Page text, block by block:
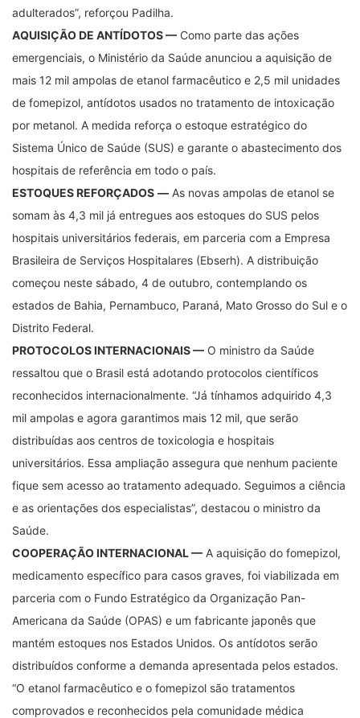
adulterados”, reforçou Padilha.
AQUISIÇÃO DE ANTÍDOTOS — Como parte das ações
emergenciais, o Ministério da Saúde anunciou a aquisição de
mais 12 mil ampolas de etanol farmacêutico e 2,5 mil unidades
de fomepizol, antídotos usados no tratamento de intoxicação
por metanol. A medida reforça o estoque estratégico do
Sistema Único de Saúde (SUS) e garante o abastecimento dos
hospitais de referência em todo o país.
ESTOQUES REFORÇADOS — As novas ampolas de etanol se
somam às 4,3 mil já entregues aos estoques do SUS pelos
hospitais universitários federais, em parceria com a Empresa
Brasileira de Serviços Hospitalares (Ebserh). A distribuição
começou neste sábado, 4 de outubro, contemplando os
estados de Bahia, Pernambuco, Paraná, Mato Grosso do Sul e o
Distrito Federal.
PROTOCOLOS INTERNACIONAIS — O ministro da Saúde
ressaltou que o Brasil está adotando protocolos científicos
reconhecidos internacionalmente. “Já tínhamos adquirido 4,3
mil ampolas e agora garantimos mais 12 mil, que serão
distribuídas aos centros de toxicologia e hospitais
universitários. Essa ampliação assegura que nenhum paciente
fique sem acesso ao tratamento adequado. Seguimos a ciência
e as orientações dos especialistas”, destacou o ministro da
Saúde.
COOPERAÇÃO INTERNACIONAL — A aquisição do fomepizol,
medicamento específico para casos graves, foi viabilizada em
parceria com o Fundo Estratégico da Organização Pan-
Americana da Saúde (OPAS) e um fabricante japonês que
mantém estoques nos Estados Unidos. Os antídotos serão
distribuídos conforme a demanda apresentada pelos estados.
“O etanol farmacêutico e o fomepizol são tratamentos
comprovados e reconhecidos pela comunidade médica